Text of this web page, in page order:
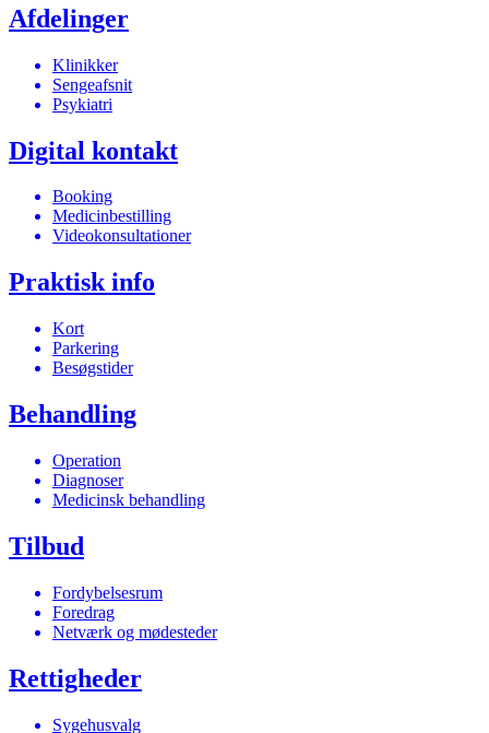
Afdelinger
Klinikker
Sengeafsnit
Psykiatri
Digital kontakt
Booking
Medicinbestilling
Videokonsultationer
Praktisk info
Kort
Parkering
Besøgstider
Behandling
Operation
Diagnoser
Medicinsk behandling
Tilbud
Fordybelsesrum
Foredrag
Netværk og mødesteder
Rettigheder
Sygehusvalg